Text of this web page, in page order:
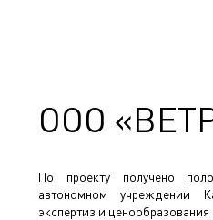
ООО
По проекту получено
автономном учреждении
экспертиз и ценообразования